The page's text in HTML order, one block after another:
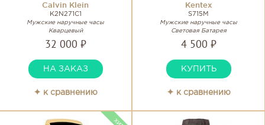
Calvin Klein
K2N271C1
Мужские наручные часы
Кварцевый
32 000 ₽
НА ЗАКАЗ
✦ к сравнению
Kentex
S715M
Мужские наручные часы
Световая Батарея
4 500 ₽
КУПИТЬ
✦ к сравнению